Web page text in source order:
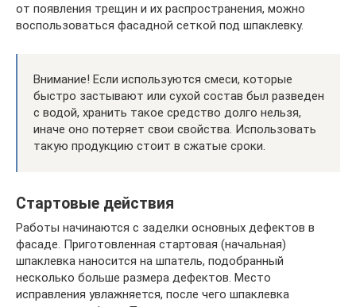
от появления трещин и их распространения, можно
воспользоваться фасадной сеткой под шпаклевку.
Внимание! Если используются смеси, которые
быстро застывают или сухой состав был разведен
с водой, хранить такое средство долго нельзя,
иначе оно потеряет свои свойства. Использовать
такую продукцию стоит в сжатые сроки.
Стартовые действия
Работы начинаются с заделки основных дефектов в
фасаде. Приготовленная стартовая (начальная)
шпаклевка наносится на шпатель, подобранный
несколько больше размера дефектов. Место
исправления увлажняется, после чего шпаклевка